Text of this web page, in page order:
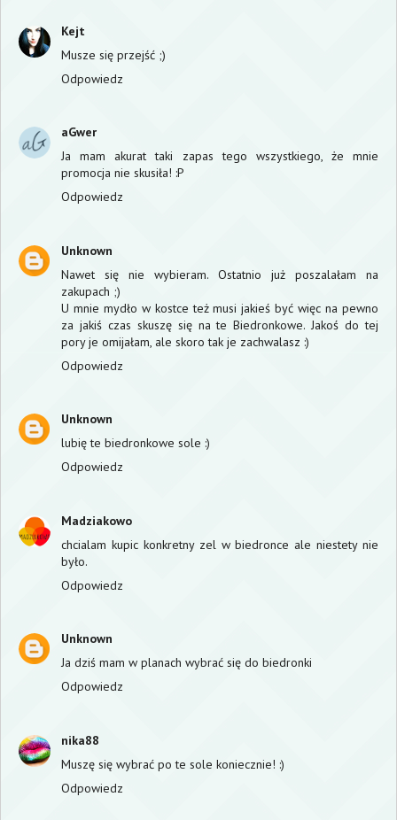
Kejt
Musze się przejść ;)
Odpowiedz
aGwer
Ja mam akurat taki zapas tego wszystkiego, że mnie
promocja nie skusiła! :P
Odpowiedz
Unknown
Nawet się nie wybieram. Ostatnio już poszalałam na
zakupach ;)
U mnie mydło w kostce też musi jakieś być więc na pewno
za jakiś czas skuszę się na te Biedronkowe. Jakoś do tej
pory je omijałam, ale skoro tak je zachwalasz :)
Odpowiedz
Unknown
lubię te biedronkowe sole :)
Odpowiedz
Madziakowo
chcialam kupic konkretny zel w biedronce ale niestety nie
było.
Odpowiedz
Unknown
Ja dziś mam w planach wybrać się do biedronki
Odpowiedz
nika88
Muszę się wybrać po te sole koniecznie! :)
Odpowiedz